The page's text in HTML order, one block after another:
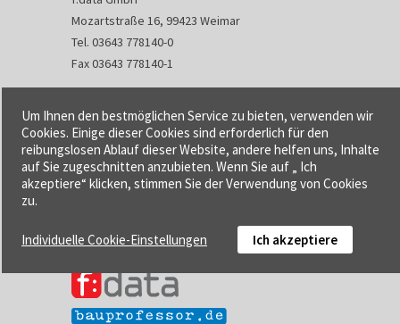
Mozartstraße 16, 99423 Weimar
Tel. 03643 778140-0
Fax 03643 778140-1
info@fdata.de
Kontakt
Impressum
Datenschutzerklärung
Urheberrecht und Haftung
Cookie-Einstellungen
Um Ihnen den bestmöglichen Service zu bieten, verwenden wir
Cookies. Einige dieser Cookies sind erforderlich für den
reibungslosen Ablauf dieser Website, andere helfen uns, Inhalte
auf Sie zugeschnitten anzubieten. Wenn Sie auf „ Ich
akzeptiere“ klicken, stimmen Sie der Verwendung von Cookies
zu.
Individuelle Cookie-Einstellungen Ich akzeptiere